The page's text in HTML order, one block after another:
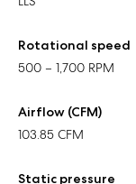
Rotational speed
500 – 1,700 RPM
Airflow (CFM)
103.85 CFM
Static pressure